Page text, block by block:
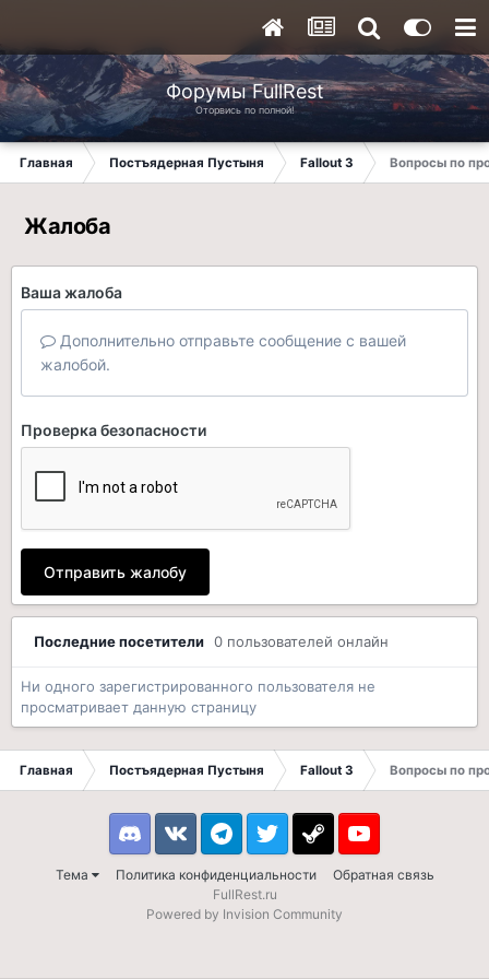
Форумы FullRest
Оторвись по полной!
Главная Постъядерная Пустыня Fallout 3 Вопросы по
Жалоба
Ваша жалоба
Дополнительно отправьте сообщение с вашей
жалобой.
Проверка безопасности
Отправить жалобу
Последние посетители 0 пользователей онлайн
Ни одного зарегистрированного пользователя не
просматривает данную страницу
Главная Постъядерная Пустыня Fallout 3 Вопросы по
Тема Политика конфиденциальности Обратная связь
DiscordVK TelegramTwitter Steam Youtube
FullRest.ru
Powered by Invision Community